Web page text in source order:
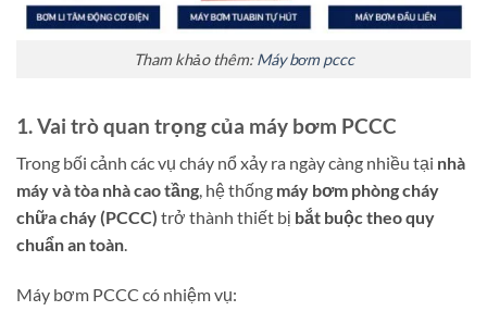
Tham khảo thêm:Máy bơm pccc
1. Vai trò quan trọng của máy bơm PCCC
Trong bối cảnh các vụ cháy nổ xảy ra ngày càng nhiều tại nhà
máy và tòa nhà cao tầng, hệ thống máy bơm phòng cháy
chữa cháy (PCCC) trở thành thiết bị bắt buộc theo quy
chuẩn an toàn.
Máy bơm PCCC có nhiệm vụ: